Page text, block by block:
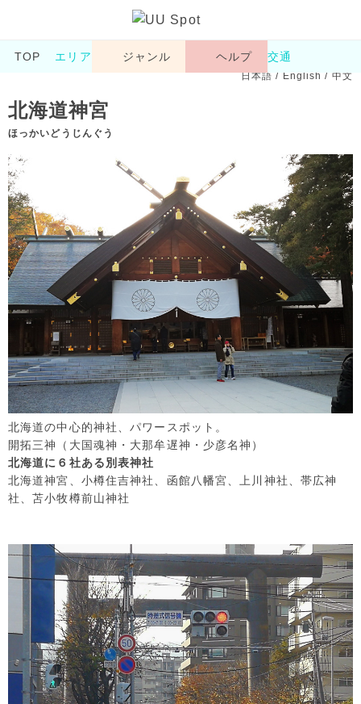
TOP エリア ジャンル ヘルプ 交通
日本語 / English / 中文
北海道神宮
ほっかいどうじんぐう
北海道の中心的神社、パワースポット。
開拓三神（大国魂神・大那牟遅神・少彦名神）
北海道に６社ある別表神社
北海道神宮、小樽住吉神社、函館八幡宮、上川神社、帯広神
社、苫小牧樽前山神社